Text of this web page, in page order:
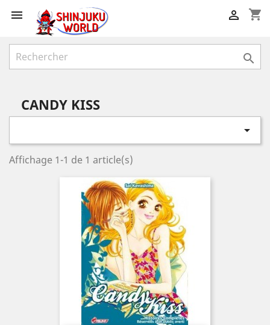
 shopping_cart


CANDY KISS

Affichage 1-1 de 1 article(s)